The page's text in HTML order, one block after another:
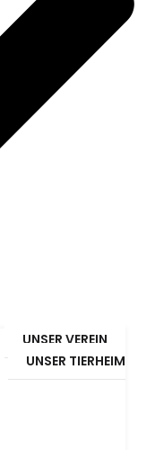
UNSER VEREIN
UNSER TIERHEIM